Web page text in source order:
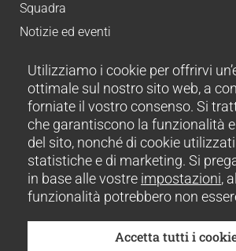
Squadra
Notizie ed eventi
Download
Sostenibilità
Storie di successo
Contatto
Disclaimer
Impronta
Condizioni
CGV
Utilizziamo i cookie per offrirvi
ottimale sul nostro sito web, a
forniate il vostro consenso. Si
che garantiscono la funzionalità
del sito, nonché di cookie
statistiche e di marketing. Si
in base alle vostre impostazioni,
funzionalità potrebbero non
Accetta tutti i